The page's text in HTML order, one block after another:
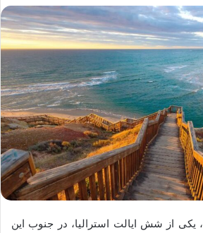
، یکی از شش ایالت استرالیا، در جنوب این